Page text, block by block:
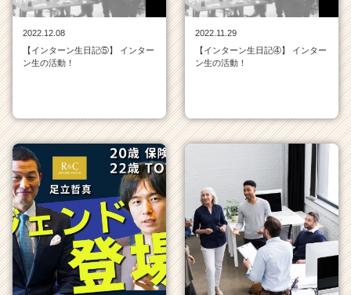
チ
ャ
h
e
e
r
C
a
e
e
r）
2022.12.08
【インターン生日記⑤】 インター
ン生の活動！
2022.11.29
【インターン生日記④】 インター
ン生の活動！